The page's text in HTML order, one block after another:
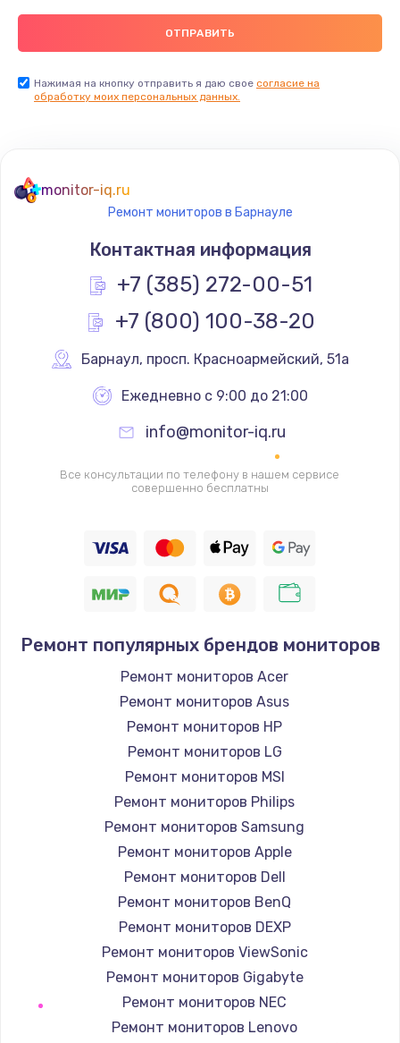
Заказать
Замена термостата
1200 руб.
Заказать
Замена реле
Замена термопредохранителя
700 руб.
Заказать
2500 руб.
1400 руб.
Заказать
Замена / ремонт электронного модуля
управления
600 руб.
Замена конфорки
1100 руб.
Заказать
Замена платы сенсора
900 руб.
Заказать
Замена регулятора режимов конфорки
Нажимая на кнопку отправить я даю свое согласие на
обработку моих персональных данных.
monitor-iq.ru
Ремонт мониторов в Барнауле
Контактная информация
+7 (385) 272-00-51
+7 (800) 100-38-20
Барнаул, просп. Красноармейский, 51а
Ежедневно с 9:00 до 21:00
info@monitor-iq.ru
Все консультации по телефону в нашем сервисе
совершенно бесплатны
Ремонт популярных брендов мониторов
Ремонт мониторов Acer
Ремонт мониторов Asus
Ремонт мониторов HP
Ремонт мониторов LG
Ремонт мониторов MSI
Ремонт мониторов Philips
Ремонт мониторов Samsung
Ремонт мониторов Apple
Ремонт мониторов Dell
Ремонт мониторов BenQ
Ремонт мониторов DEXP
Ремонт мониторов ViewSonic
Ремонт мониторов Gigabyte
Ремонт мониторов NEC
Ремонт мониторов Lenovo